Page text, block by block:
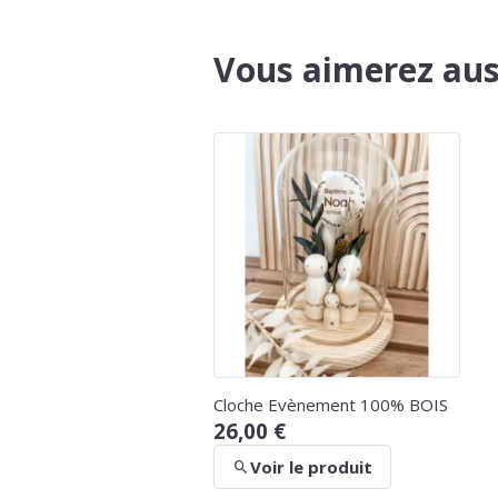
Vous aimerez
Cloche Evènement 100% BOIS
26,00 €
Voir le produit